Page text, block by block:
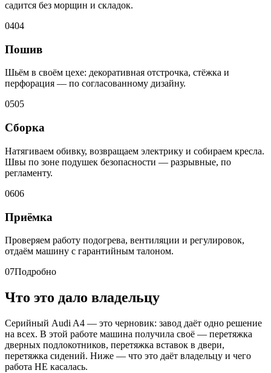
садится без морщин и складок.
0404
Пошив
Шьём в своём цехе: декоративная отстрочка, стёжка и
перфорация — по согласованному дизайну.
0505
Сборка
Натягиваем обивку, возвращаем электрику и собираем кресла.
Швы по зоне подушек безопасности — разрывные, по
регламенту.
0606
Приёмка
Проверяем работу подогрева, вентиляции и регулировок,
отдаём машину с гарантийным талоном.
07Подробно
Что это дало владельцу
Серийный Audi A4 — это черновик: завод даёт одно решение
на всех. В этой работе машина получила своё — перетяжка
дверных подлокотников, перетяжка вставок в двери,
перетяжка сидений. Ниже — что это даёт владельцу и чего
работа НЕ касалась.